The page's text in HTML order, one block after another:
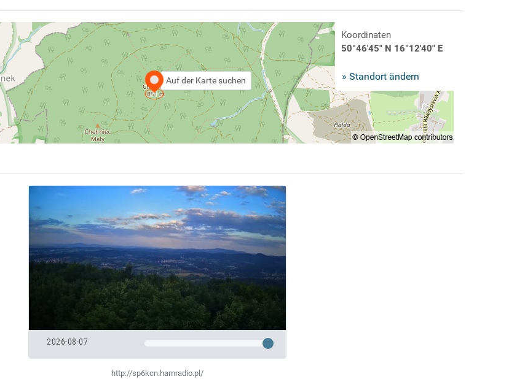
Auf der Karte suchen
Koordinaten
50°46'45" N 16°12'40" E
» Standort ändern
2026-08-07
http://sp6kcn.hamradio.pl/